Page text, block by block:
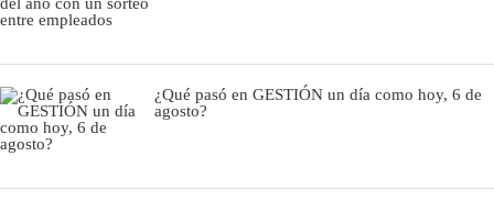
¿Qué pasó en GESTIÓN un día como hoy, 6 de
agosto?